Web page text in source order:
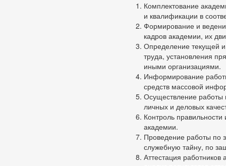
Комплектование
и квалификации в
Формирование и
кадров академии, их
Определение текущей и
труда, установления
иными организациями.
Информирование
средств массовой
Осуществление работы
личных и деловых
Контроль
академии.
Проведение работы по
служебную тайну, по
Аттестация